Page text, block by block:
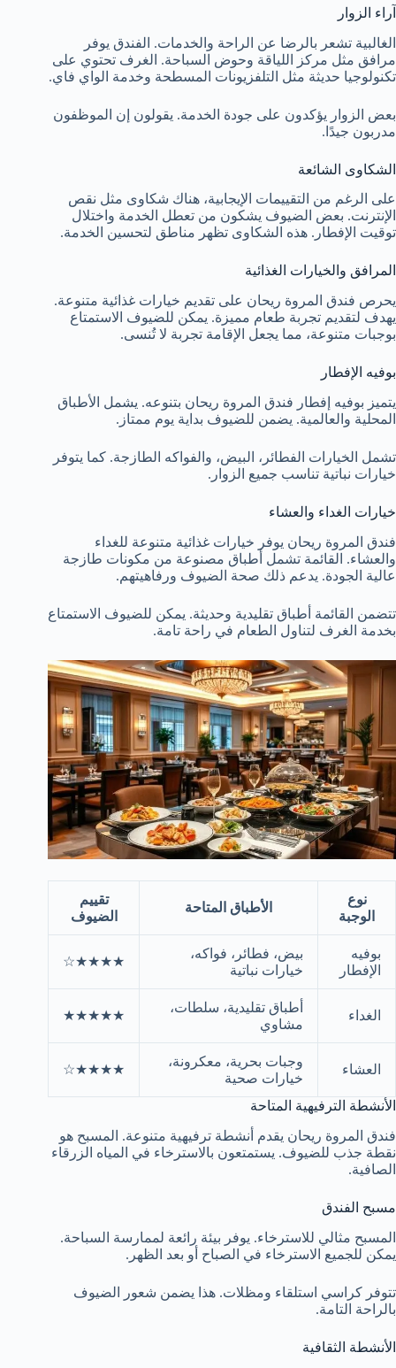
آراء الزوار
الغالبية تشعر بالرضا عن الراحة والخدمات. الفندق يوفر
مرافق مثل مركز اللياقة وحوض السباحة. الغرف تحتوي على
تكنولوجيا حديثة مثل التلفزيونات المسطحة وخدمة الواي فاي.
بعض الزوار يؤكدون على جودة الخدمة. يقولون إن الموظفون
مدربون جيدًا.
الشكاوى الشائعة
على الرغم من التقييمات الإيجابية، هناك شكاوى مثل نقص
الإنترنت. بعض الضيوف يشكون من تعطل الخدمة واختلال
توقيت الإفطار. هذه الشكاوى تظهر مناطق لتحسين الخدمة.
المرافق والخيارات الغذائية
يحرص فندق المروة ريحان على تقديم خيارات غذائية متنوعة.
يهدف لتقديم تجربة طعام مميزة. يمكن للضيوف الاستمتاع
بوجبات متنوعة، مما يجعل الإقامة تجربة لا تُنسى.
بوفيه الإفطار
يتميز بوفيه إفطار فندق المروة ريحان بتنوعه. يشمل الأطباق
المحلية والعالمية. يضمن للضيوف بداية يوم ممتاز.
تشمل الخيارات الفطائر، البيض، والفواكه الطازجة. كما يتوفر
خيارات نباتية تناسب جميع الزوار.
خيارات الغداء والعشاء
فندق المروة ريحان يوفر خيارات غذائية متنوعة للغداء
والعشاء. القائمة تشمل أطباق مصنوعة من مكونات طازجة
عالية الجودة. يدعم ذلك صحة الضيوف ورفاهيتهم.
تتضمن القائمة أطباق تقليدية وحديثة. يمكن للضيوف الاستمتاع
بخدمة الغرف لتناول الطعام في راحة تامة.
نوع
الوجبة
الأطباق المتاحة
تقييم
الضيوف
بوفيه
الإفطار
بيض، فطائر، فواكه،
خيارات نباتية
★★★★☆
الغداء
أطباق تقليدية، سلطات،
مشاوي
★★★★★
العشاء
وجبات بحرية، معكرونة،
خيارات صحية
★★★★☆
الأنشطة الترفيهية المتاحة
فندق المروة ريحان يقدم أنشطة ترفيهية متنوعة. المسبح هو
نقطة جذب للضيوف. يستمتعون بالاسترخاء في المياه الزرقاء
الصافية.
مسبح الفندق
المسبح مثالي للاسترخاء. يوفر بيئة رائعة لممارسة السباحة.
يمكن للجميع الاسترخاء في الصباح أو بعد الظهر.
تتوفر كراسي استلقاء ومظلات. هذا يضمن شعور الضيوف
بالراحة التامة.
الأنشطة الثقافية